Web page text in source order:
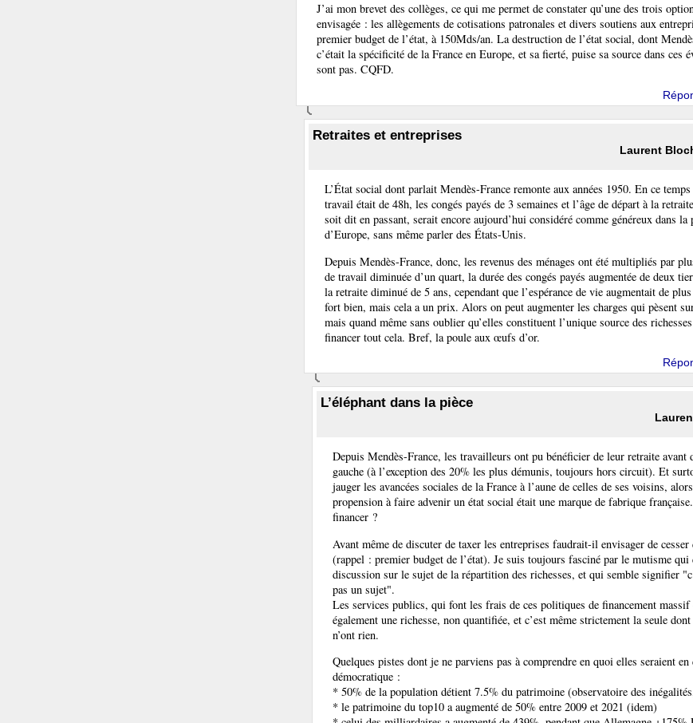
J’ai mon brevet des collèges, ce qui me permet de constater qu’une des trois
envisagée : les allègements de cotisations patronales et divers soutiens aux
premier budget de l’état, à 150Mds/an. La destruction de l’état social, dont
c’était la spécificité de la France en Europe, et sa fierté, puise sa source dans ces
sont pas. CQFD.
Retraites et entreprises
Laurent
L’État social dont parlait Mendès-France remonte aux années 1950. En ce
travail était de 48h, les congés payés de 3 semaines et l’âge de départ à la
soit dit en passant, serait encore aujourd’hui considéré comme généreux dans la
d’Europe, sans même parler des États-Unis.
Depuis Mendès-France, donc, les revenus des ménages ont été multipliés par
de travail diminuée d’un quart, la durée des congés payés augmentée de deux
la retraite diminué de 5 ans, cependant que l’espérance de vie augmentait de
fort bien, mais cela a un prix. Alors on peut augmenter les charges qui pèsent
mais quand même sans oublier qu’elles constituent l’unique source des
financer tout cela. Bref, la poule aux œufs d’or.
L’éléphant dans la pièce
Depuis Mendès-France, les travailleurs ont pu bénéficier de leur retraite avant
gauche (à l’exception des 20% les plus démunis, toujours hors circuit). Et
jauger les avancées sociales de la France à l’aune de celles de ses voisins,
propension à faire advenir un état social était une marque de fabrique
financer ?
Avant même de discuter de taxer les entreprises faudrait-il envisager de
(rappel : premier budget de l’état). Je suis toujours fasciné par le mutisme qui
discussion sur le sujet de la répartition des richesses, et qui semble signifier
pas un sujet".
Les services publics, qui font les frais de ces politiques de financement
également une richesse, non quantifiée, et c’est même strictement la seule
n’ont rien.
Quelques pistes dont je ne parviens pas à comprendre en quoi elles seraient en
démocratique :
* 50% de la population détient 7.5% du patrimoine (observatoire des
* le patrimoine du top10 a augmenté de 50% entre 2009 et 2021 (idem)